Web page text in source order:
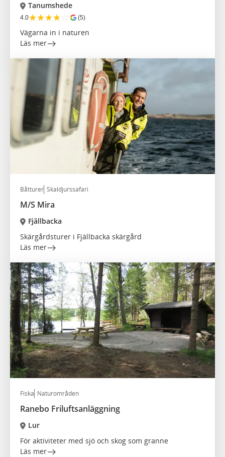
Tanumshede
4.0★★★★☆ (5)
Vägarna in i naturen
Läs mer
Båtturer Skaldjurssafari
M/S Mira
Fjällbacka
Skärgårdsturer i Fjällbacka skärgård
Läs mer
Fiska Naturområden
Ranebo Friluftsanläggning
Lur
För aktiviteter med sjö och skog som granne
Läs mer